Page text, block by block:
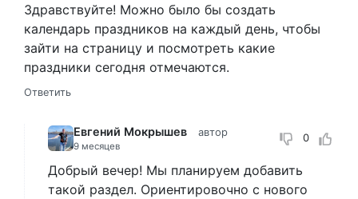
Здравствуйте! Можно было бы создать
календарь праздников на каждый день, чтобы
зайти на страницу и посмотреть какие
праздники сегодня отмечаются.
Ответить
Евгений Мокрышев автор
9 месяцев
0
Добрый вечер! Мы планируем добавить
такой раздел. Ориентировочно с нового